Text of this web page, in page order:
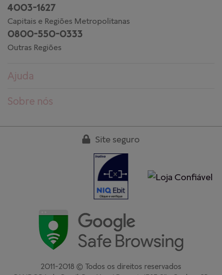
Ajuda
Entregas
Sobre nós
4003-1627
Capitais e Regiões Metropolitanas
0800-550-0333
Outras Regiões
Site seguro
2011-2018 © Todos os direitos reservados